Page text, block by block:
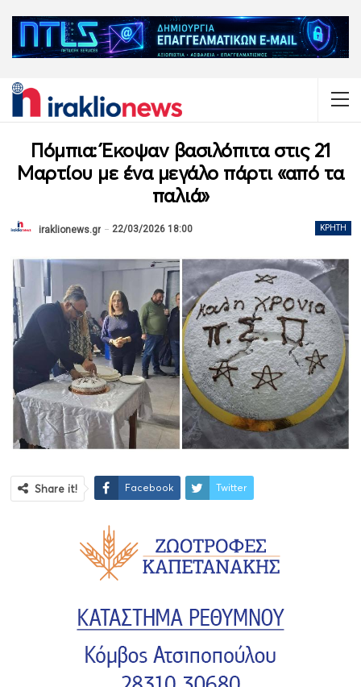
Πόμπια: Έκοψαν βασιλόπιτα στις 21
Μαρτίου με ένα μεγάλο πάρτι «από τα
παλιά»
ΚΡΉΤΗ
iraklionews.gr 22/03/2026 18:00
Share it! Facebook Twitter